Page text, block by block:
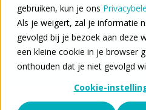
gebruiken, kun je ons
Als je weigert, zal je informatie
gevolgd bij je bezoek aan deze
een kleine cookie in je browser
onthouden dat je niet gevolgd
Cookie-
Stay up-to-date on service
edtech, and be the first to
courses, articles or videos.